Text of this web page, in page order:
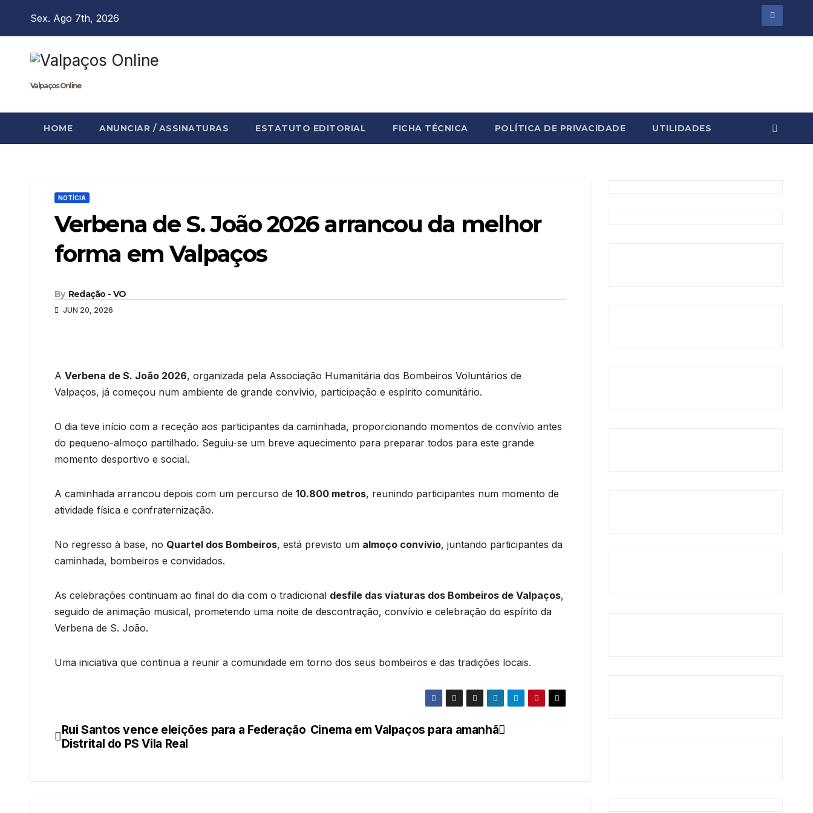
Sex. Ago 7th, 2026
Valpaços Online
HOME ANUNCIAR / ASSINATURAS ESTATUTO EDITORIAL FICHA TÉCNICA POLÍTICA DE PRIVACIDADE UTILIDADES
NOTÍCIA
Verbena de S. João 2026 arrancou da melhor
forma em Valpaços
By Redação - VO
JUN 20, 2026
A Verbena de S. João 2026, organizada pela Associação Humanitária dos Bombeiros Voluntários de
Valpaços, já começou num ambiente de grande convívio, participação e espírito comunitário.
O dia teve início com a receção aos participantes da caminhada, proporcionando momentos de convívio antes
do pequeno-almoço partilhado. Seguiu-se um breve aquecimento para preparar todos para este grande
momento desportivo e social.
A caminhada arrancou depois com um percurso de 10.800 metros, reunindo participantes num momento de
atividade física e confraternização.
No regresso à base, no Quartel dos Bombeiros, está previsto um almoço convívio, juntando participantes da
caminhada, bombeiros e convidados.
As celebrações continuam ao final do dia com o tradicional desfile das viaturas dos Bombeiros de Valpaços,
seguido de animação musical, prometendo uma noite de descontração, convívio e celebração do espírito da
Verbena de S. João.
Uma iniciativa que continua a reunir a comunidade em torno dos seus bombeiros e das tradições locais.
Navegação
Cinema em Valpaços para amanhã
Rui Santos vence eleições para a Federação
Distrital do PS Vila Real